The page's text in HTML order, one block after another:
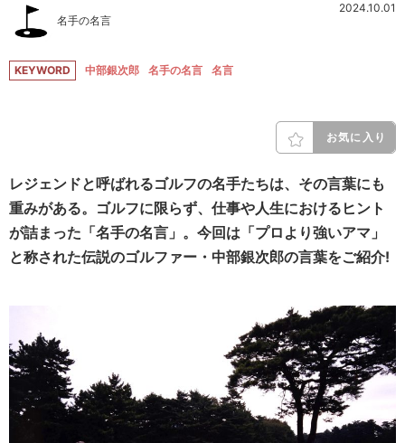
名手の名言
2024.10.01
KEYWORD 中部銀次郎 名手の名言 名言
お気に入り
レジェンドと呼ばれるゴルフの名手たちは、その言葉にも
重みがある。ゴルフに限らず、仕事や人生におけるヒント
が詰まった「名手の名言」。 今回は「プロより強いアマ」
と称された伝説のゴルファー・中部銀次郎の言葉をご紹介!